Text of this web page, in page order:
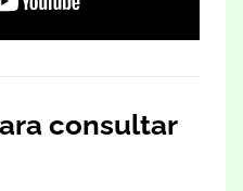
consultar